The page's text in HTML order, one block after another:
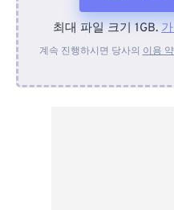
장치
최대 파일 크기 1GB.
계속 진행하시면 당사의 이용